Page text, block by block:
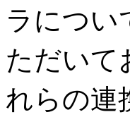
ラについ
ただいて
れらの連